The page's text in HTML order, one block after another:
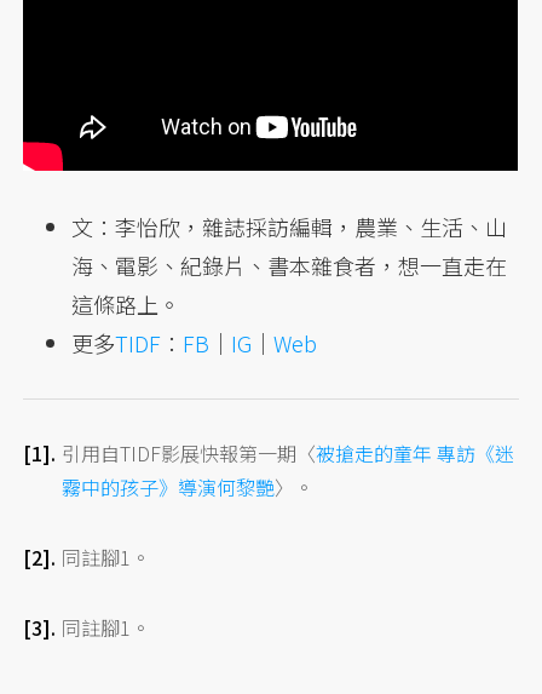
文：李怡欣，雜誌採訪編輯，農業、生活、山
海、電影、紀錄片、書本雜食者，想一直走在
這條路上。
更多TIDF ： FB ｜ IG ｜Web
引用自TIDF影展快報第一期〈被搶走的童年 專訪《迷
霧中的孩子》導演何黎艷〉。
同註腳1。
同註腳1。